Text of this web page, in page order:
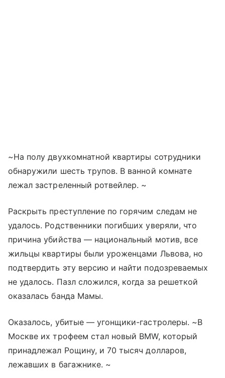
~На полу двухкомнатной квартиры сотрудники
обнаружили шесть трупов. В ванной комнате
лежал застреленный ротвейлер. ~
Раскрыть преступление по горячим следам не
удалось. Родственники погибших уверяли, что
причина убийства — национальный мотив, все
жильцы квартиры были уроженцами Львова, но
подтвердить эту версию и найти подозреваемых
не удалось. Пазл сложился, когда за решеткой
оказалась банда Мамы.
Оказалось, убитые — угонщики-гастролеры. ~В
Москве их трофеем стал новый BMW, который
принадлежал Рощину, и 70 тысяч долларов,
лежавших в багажнике. ~